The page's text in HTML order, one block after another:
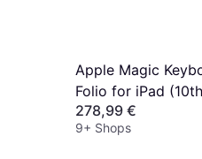
Apple Magic
Folio for iPad (10th
Generation)
278,99 €
9+ Shops